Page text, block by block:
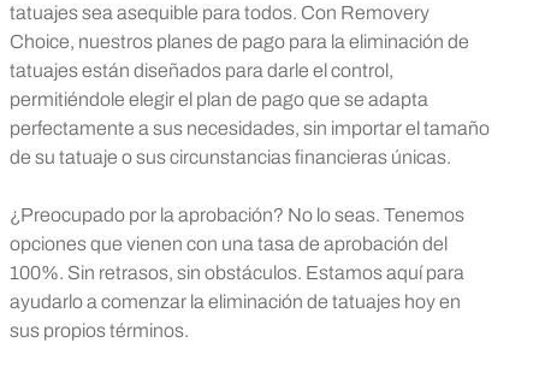
tatuajes sea asequible para todos. Con Removery
Choice, nuestros planes de pago para la eliminación de
tatuajes están diseñados para darle el control,
permitiéndole elegir el plan de pago que se adapta
perfectamente a sus necesidades, sin importar el tamaño
de su tatuaje o sus circunstancias financieras únicas.
¿Preocupado por la aprobación? No lo seas. Tenemos
opciones que vienen con una tasa de aprobación del
100%. Sin retrasos, sin obstáculos. Estamos aquí para
ayudarlo a comenzar la eliminación de tatuajes hoy en
sus propios términos.